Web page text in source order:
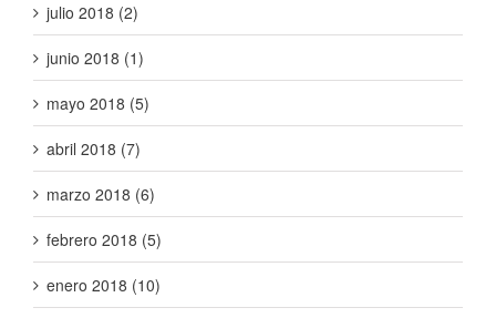
julio 2018 (2)
junio 2018 (1)
mayo 2018 (5)
abril 2018 (7)
marzo 2018 (6)
febrero 2018 (5)
enero 2018 (10)